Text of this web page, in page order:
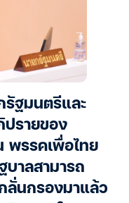
ฐมนตรีและ
ปรายของ
พรรคเพื่อไทย
บาลสามารถ
ลั่นกรองมาแล้ว